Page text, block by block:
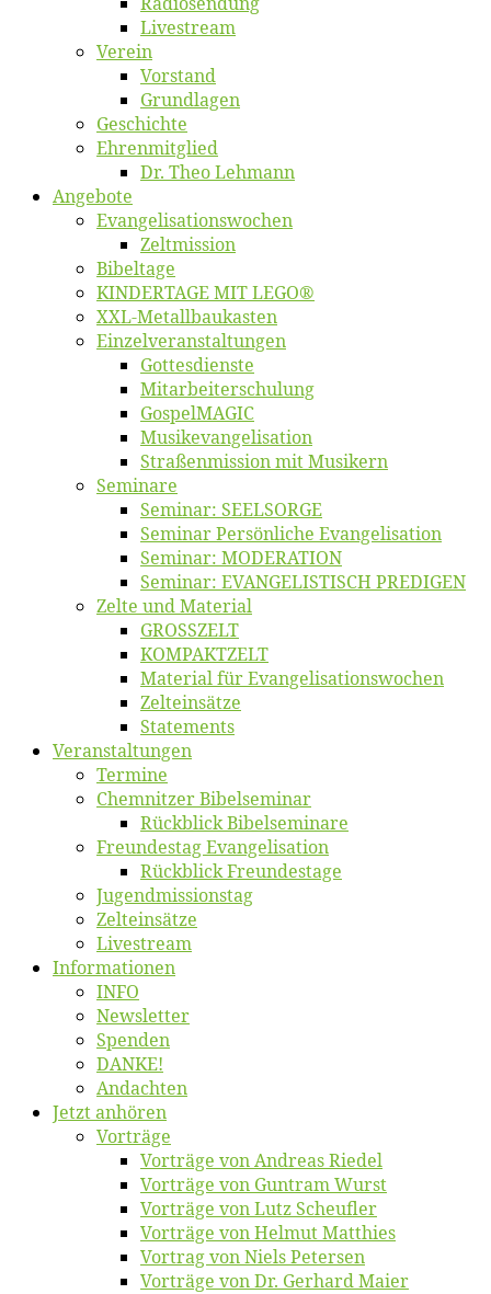
Live­stream
Ver­ein
Vor­stand
Grund­la­gen
Ge­schich­te
Eh­ren­mit­glied
Dr. Theo Lehmann
An­ge­bo­te
Evangelisa­tions­wo­chen
Zelt­mis­si­on
Bi­bel­ta­ge
KINDERTAGE MIT LEGO®
XXL-Me­­tal­l­­bau­­kas­­ten
Einzelver­an­stal­tungen
Got­tes­diens­te
Mitarbeiter­schulung
Gos­pel­MA­GIC
Musikevan­ge­li­sa­tion
Straßenmis­sion mit Musikern
Se­mi­na­re
Se­mi­nar: SEELSORGE
Se­mi­nar Per­sön­li­che Evangelisation
Se­mi­nar: MODERATION
Se­mi­nar: EVANGELISTISCH PREDIGEN
Zel­te und Material
GROSSZELT
KOMPAKTZELT
Ma­te­ri­al für Evangelisationswochen
Zelt­ein­sät­ze
State­ments
Ver­an­stal­tun­gen
Ter­mi­ne
Chemnit­zer Bibelseminar
Rück­blick Bibelseminare
Freun­des­tag Evangelisation
Rück­blick Freundestage
Jugend­mis­sions­tag
Zelt­ein­sät­ze
Live­stream
Informatio­nen
INFO
News­let­ter
Spen­den
DANKE!
An­dach­ten
Jetzt an­hö­ren
Vor­trä­ge
Vor­trä­ge von An­dre­as Riedel
Vor­trä­ge von Gun­tram Wurst
Vor­trä­ge von Lutz Scheufler
Vor­trä­ge von Hel­mut Matthies
Vor­trag von Niels Petersen
Vor­trä­ge von Dr. Ger­hard Maier